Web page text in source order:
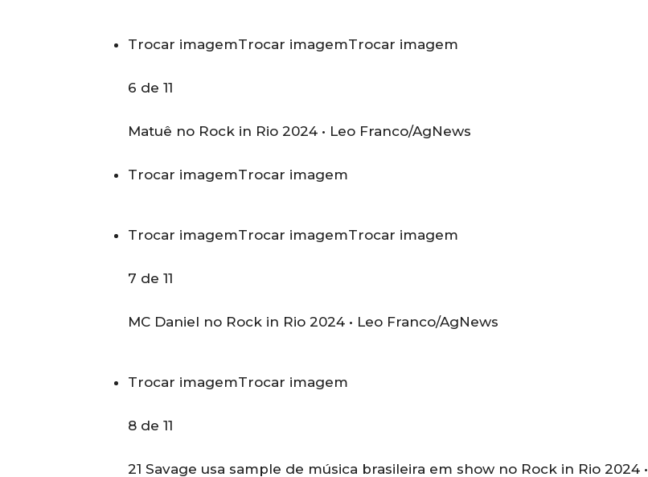
Trocar imagemTrocar imagemTrocar imagem
6 de 11
Matuê no Rock in Rio 2024 • Leo Franco/AgNews
Trocar imagemTrocar imagem
Trocar imagemTrocar imagemTrocar imagem
7 de 11
MC Daniel no Rock in Rio 2024 • Leo Franco/AgNews
Trocar imagemTrocar imagem
8 de 11
21 Savage usa sample de música brasileira em show no Rock in Rio 2024 •